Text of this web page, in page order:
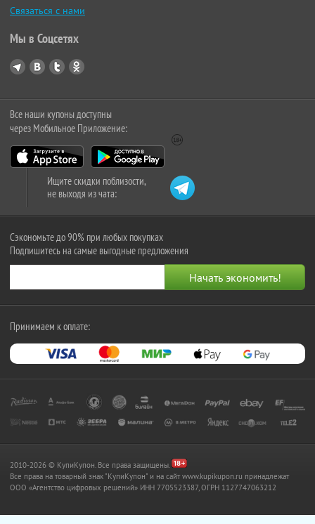
Связаться с нами
Мы в Соцсетях
Все наши купоны доступны
через Мобильное Приложение:
Ищите скидки поблизости,
не выходя из чата:
Сэкономьте до 90% при любых покупках
Подпишитесь на самые выгодные предложения
Принимаем к оплате:
2010-2026 © КупиКупон. Все права защищены.
Все права на товарный знак "КупиКупон" и на сайт www.kupikupon.ru принадлежат
OOO «Агентство цифровых решений» ИНН 7705523387, ОГРН 1127747063212